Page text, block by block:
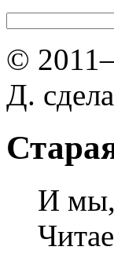
©
Д.
И мы,